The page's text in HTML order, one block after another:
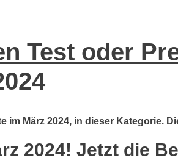
Test oder
März 2024, in dieser Kategorie.
2024! Jetzt die